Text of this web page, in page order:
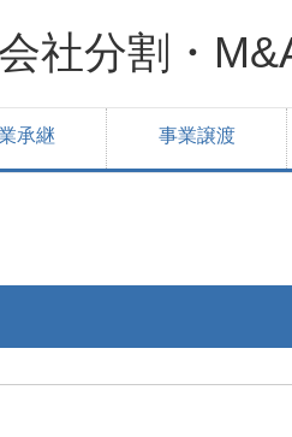
社分割・
承継 事業譲渡